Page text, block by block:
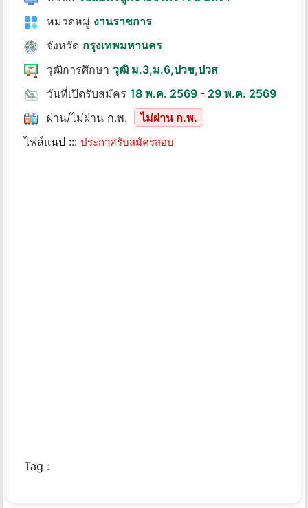
หมวดหมู่ งานราชการ
จังหวัด กรุงเทพมหานคร
วุฒิการศึกษา วุฒิ ม.3,ม.6,ปวช,ปวส
วันที่เปิดรับสมัคร 18 พ.ค. 2569 - 29 พ.ค. 2569
ผ่าน/ไม่ผ่าน ก.พ.
ไม่ผ่าน ก.พ.
ไฟล์แนป ::: ประกาศรับสมัครสอบ
Tag :